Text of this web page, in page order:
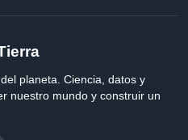
planeta. Ciencia, datos y
nuestro mundo y construir un